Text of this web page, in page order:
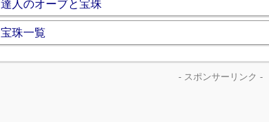
達人のオーブと宝珠
宝珠一覧
- スポンサーリンク -